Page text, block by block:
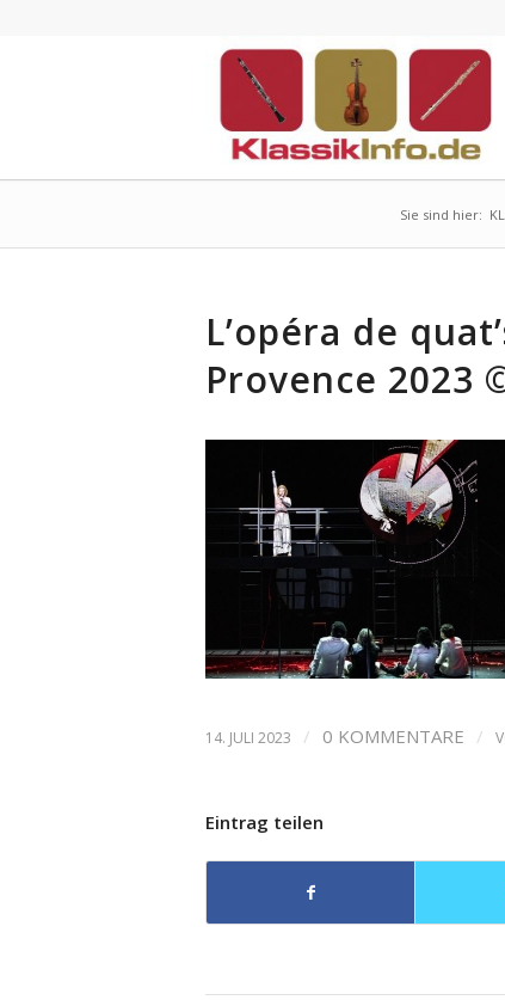
Sie sind hier:
L’opéra de
Provence 2023
14. JULI 2023 / 0 KOMMENTARE /
Eintrag teilen